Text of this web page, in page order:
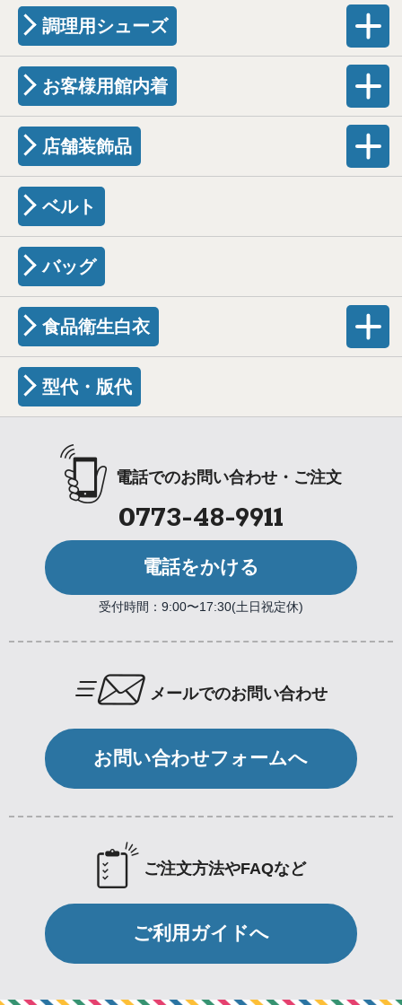
調理用シューズ
お客様用館内着
店舗装飾品
ベルト
バッグ
食品衛生白衣
型代・版代
電話でのお問い合わせ・ご注文
0773-48-9911
電話をかける
受付時間：9:00〜17:30(土日祝定休)
メールでのお問い合わせ
お問い合わせフォームへ
ご注文方法やFAQなど
ご利用ガイドへ